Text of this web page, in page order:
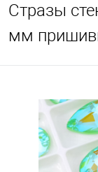
Стразы
мм